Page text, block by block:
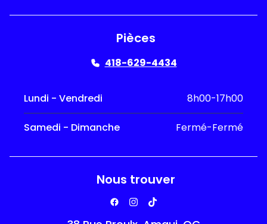
Pièces
418-629-4434
Lundi - Vendredi 8h00-17h00
Samedi - Dimanche Fermé-Fermé
Nous trouver